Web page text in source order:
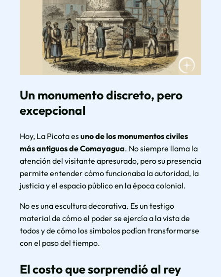
Un monumento discreto, pero
excepcional
Hoy, La Picota esuno de los monumentos civiles
más antiguos de Comayagua. No siempre llama la
atención del visitante apresurado, pero su presencia
permite entender cómo funcionaba la autoridad, la
justicia y el espacio público en la época colonial.
No es una escultura decorativa. Es un testigo
material de cómo el poder se ejercía a la vista de
todos y de cómo los símbolos podían transformarse
con el paso del tiempo.
El costo que sorprendió al rey